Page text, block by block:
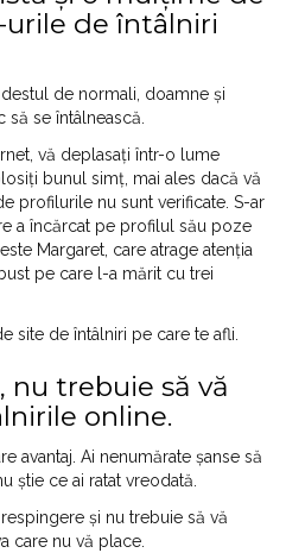
urile de întâlniri
de normali, doamne și
să se întâlnească.
vă deplasați într-o lume
bunul simț, mai ales dacă vă
profilurile nu sunt verificate. S-ar
a încărcat pe profilul său poze
Margaret, care atrage atenția
pe care l-a mărit cu trei
site de întâlniri pe care te afli.
nu trebuie să vă
online.
avantaj. Ai nenumărate șanse să
știe ce ai ratat vreodată.
și nu trebuie să vă
care nu vă place.